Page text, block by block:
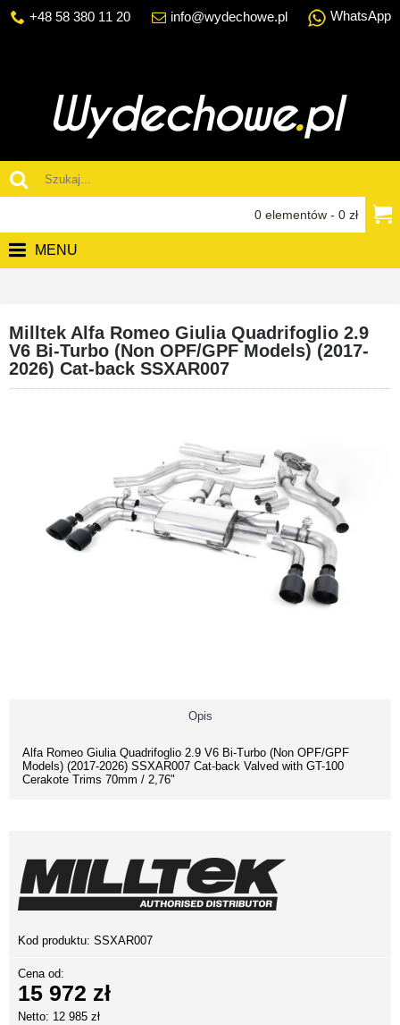
+48 58 380 11 20 info@wydechowe.pl WhatsApp
0 elementów - 0 zł
MENU
Milltek Alfa Romeo Giulia Quadrifoglio 2.9
V6 Bi-Turbo (Non OPF/GPF Models) (2017-
2026) Cat-back SSXAR007
Opis
Alfa Romeo Giulia Quadrifoglio 2.9 V6 Bi-Turbo (Non OPF/GPF
Models) (2017-2026) SSXAR007 Cat-back Valved with GT-100
Cerakote Trims 70mm / 2,76"
Kod produktu: SSXAR007
Cena od:
15 972 zł
Netto: 12 985 zł